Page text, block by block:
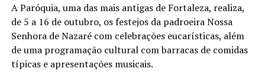
A Paróquia, uma das mais antigas de Fortaleza, realiza,
de 5 a 16 de outubro, os festejos da padroeira Nossa
Senhora de Nazaré com celebrações eucarísticas, além
de uma programação cultural com barracas de comidas
típicas e apresentações musicais.